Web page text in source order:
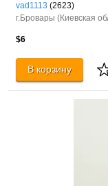
vad1113 (2623)
г.Бровары (Киевская
$6
В корзину